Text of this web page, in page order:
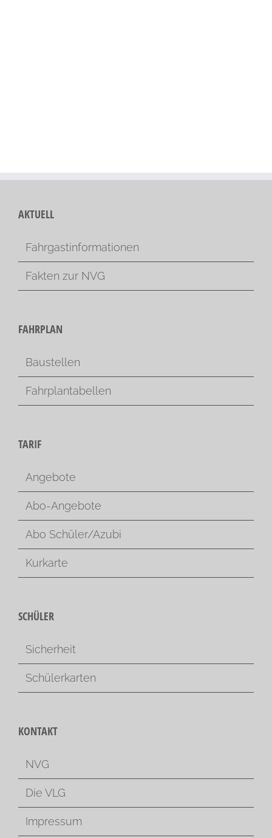
AKTUELL
Fahrgastinformationen
Fakten zur NVG
FAHRPLAN
Baustellen
Fahrplantabellen
TARIF
Angebote
Abo-Angebote
Abo Schüler/Azubi
Kurkarte
SCHÜLER
Sicherheit
Schülerkarten
KONTAKT
NVG
Die VLG
Impressum